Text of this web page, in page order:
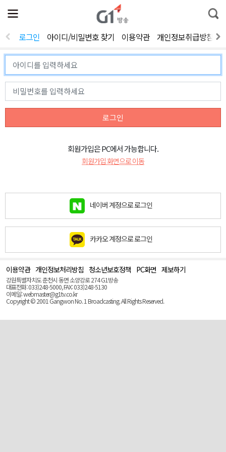
전
체
뉴
열
통
합
색
로그인 아이디/비밀번호 찾기 이용약관 개인정보취급방침
로그인
회원가입은 PC에서 가능합니다.
회원가입 화면으로 이동
네이버 계정으로 로그인
카카오 계정으로 로그인
이용약관 개인정보처리방침 청소년보호정책 PC화면 제보하기
강원특별자치도 춘천시 동면 소양강로 274 G1방송
대표전화: 033)248-5000, FAX: 033)248-5130
이메일: webmaster@g1tv.co.kr
Copyright © 2001 Gangwon No. 1 Broadcasting. All Rights Reserved.